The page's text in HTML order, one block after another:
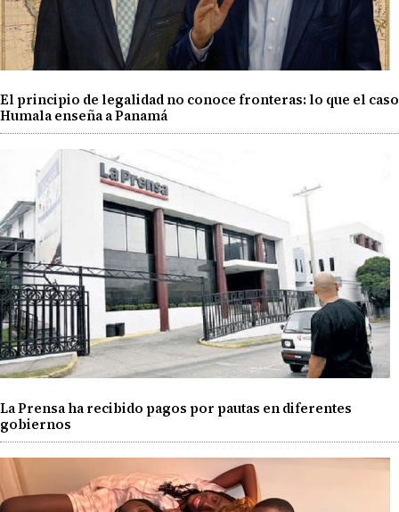
El principio de legalidad no conoce fronteras: lo que el caso
Humala enseña a Panamá
La Prensa ha recibido pagos por pautas en diferentes
gobiernos